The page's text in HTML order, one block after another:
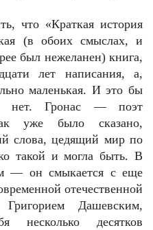
что «Краткая история
(в обоих смыслах, и
был нежеланен) книга,
лет написания, а,
маленькая. И это бы
нет. Гронас — поэт
уже было сказано,
слова, цедящий мир по
такой и могла быть. В
— он смыкается с еще
отечественной
Дашевским,
несколько десятков